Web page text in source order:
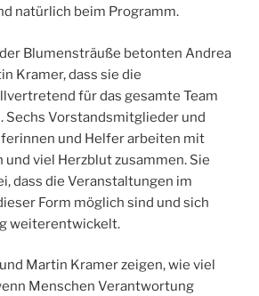
natürlich beim Programm.
Blumensträuße betonten Andrea
Kramer, dass sie die
für das gesamte Team
Sechs Vorstandsmitglieder und
und Helfer arbeiten mit
viel Herzblut zusammen. Sie
dass die Veranstaltungen im
Form möglich sind und sich
weiterentwickelt.
Martin Kramer zeigen, wie viel
Menschen Verantwortung